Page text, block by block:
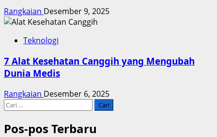
Rangkaian Desember 9, 2025
Teknologi
7 Alat Kesehatan Canggih yang Mengubah
Dunia Medis
Rangkaian Desember 6, 2025
Cari
untuk:
Pos-pos Terbaru